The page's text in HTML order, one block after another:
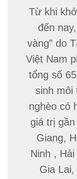
Từ khi
đến
vàng” do
Việt Nam
tổng số
sinh môi
nghèo có
giá trị
Giang,
Ninh ,
Gia